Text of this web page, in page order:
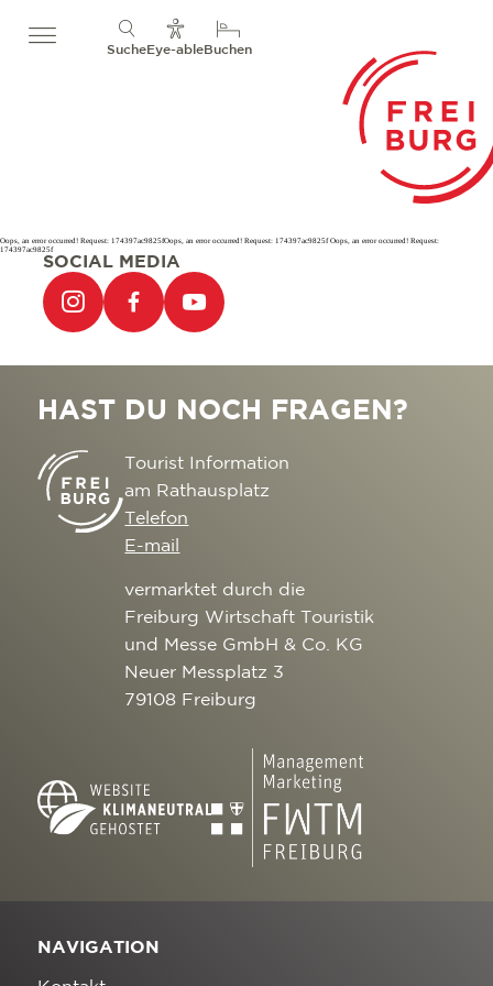
SucheEye-ableBuchen
Oops, an error occurred! Request: 174397ac9825fOops, an error occurred! Request: 174397ac9825f Oops, an error occurred! Request:
174397ac9825f
SOCIAL MEDIA
HAST DU NOCH FRAGEN?
Tourist Information
am Rathausplatz
Telefon
E-mail
vermarktet durch die
Freiburg Wirtschaft Touristik
und Messe GmbH & Co. KG
Neuer Messplatz 3
79108 Freiburg
NAVIGATION